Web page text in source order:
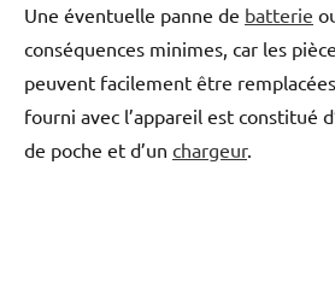
Une éventuelle panne de batterie
conséquences minimes, car les
peuvent facilement être
fourni avec l’appareil est constitué
de poche et d’un chargeur.